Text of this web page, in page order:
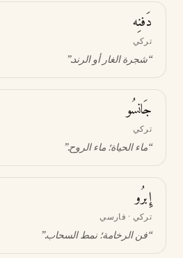
دَفنِه
تركي
“شجرة الغار أو الرند.”
جَانسُو
تركي
“ماء الحياة؛ ماء الروح.”
إِبرُو
تركي · فارسي
“فن الرخامة؛ نمط السحاب.”